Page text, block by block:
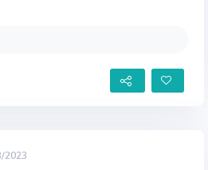
2023